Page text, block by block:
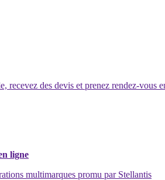
recevez des devis et prenez rendez-vous
ligne
multimarques promu par Stellantis